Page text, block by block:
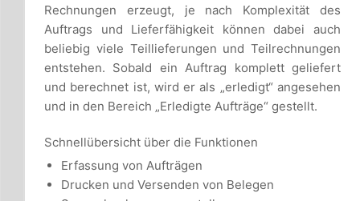
Rechnungen erzeugt, je nach Komplexität des
Auftrags und Lieferfähigkeit können dabei auch
beliebig viele Teillieferungen und Teilrechnungen
entstehen. Sobald ein Auftrag komplett geliefert
und berechnet ist, wird er als „erledigt“ angesehen
und in den Bereich „Erledigte Aufträge“ gestellt.
Schnellübersicht über die Funktionen
Erfassung von Aufträgen
Drucken und Versenden von Belegen